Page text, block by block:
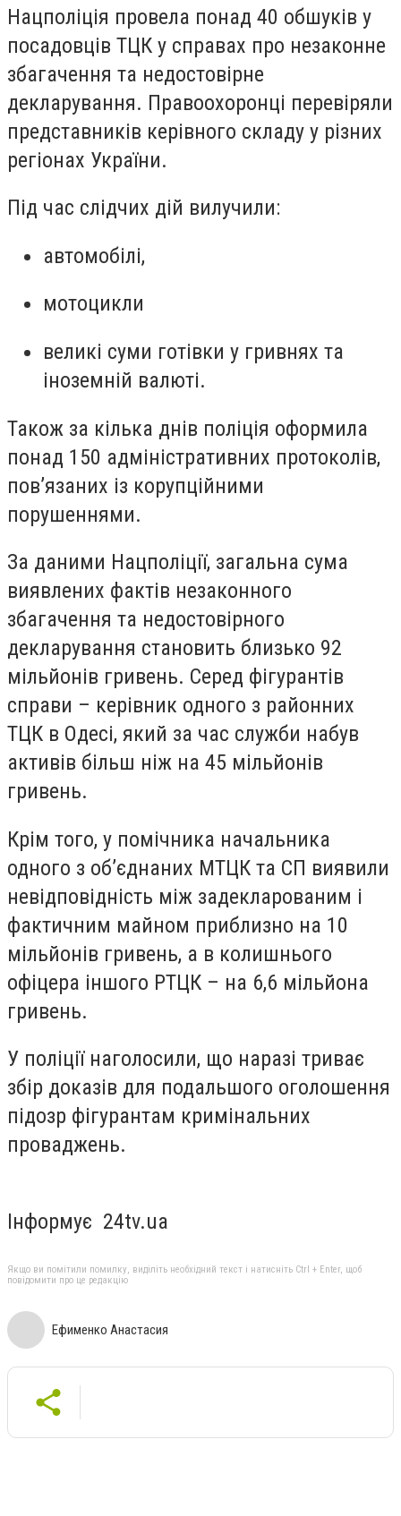
Нацполіція провела понад 40 обшуків у
посадовців ТЦК у справах про незаконне
збагачення та недостовірне
декларування. Правоохоронці перевіряли
представників керівного складу у різних
регіонах України.
Під час слідчих дій вилучили:
автомобілі,
мотоцикли
великі суми готівки у гривнях та
іноземній валюті.
Також за кілька днів поліція оформила
понад 150 адміністративних протоколів,
пов’язаних із корупційними
порушеннями.
За даними Нацполіції, загальна сума
виявлених фактів незаконного
збагачення та недостовірного
декларування становить близько 92
мільйонів гривень. Серед фігурантів
справи – керівник одного з районних
ТЦК в Одесі, який за час служби набув
активів більш ніж на 45 мільйонів
гривень.
Крім того, у помічника начальника
одного з об’єднаних МТЦК та СП виявили
невідповідність між задекларованим і
фактичним майном приблизно на 10
мільйонів гривень, а в колишнього
офіцера іншого РТЦК – на 6,6 мільйона
гривень.
У поліції наголосили, що наразі триває
збір доказів для подальшого оголошення
підозр фігурантам кримінальних
проваджень.
Інформує 24tv.ua
Якщо ви помітили помилку, виділіть необхідний текст і натисніть Ctrl + Enter, щоб
повідомити про це редакцію
Ефименко Анастасия